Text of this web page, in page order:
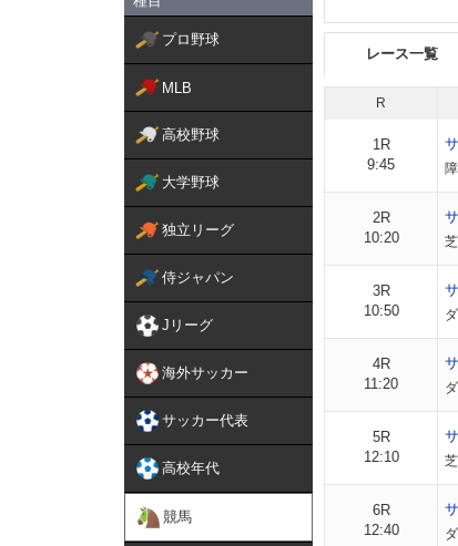
プロ野球
MLB
高校野球
大学野球
独立リーグ
侍ジャパン
Jリーグ
海外サッカー
サッカー代表
高校年代
競馬
レース一覧
R
1R
9:45
2R
10:20
3R
10:50
4R
11:20
5R
12:10
6R
12:40